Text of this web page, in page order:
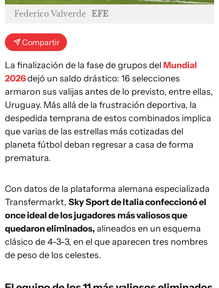
Federico Valverde EFE
Compartir
La finalización de la fase de grupos del Mundial
2026dejó un saldo drástico: 16 selecciones
armaron sus valijas antes de lo previsto, entre ellas,
Uruguay. Más allá de la frustración deportiva, la
despedida temprana de estos combinados implica
que varias de las estrellas más cotizadas del
planeta fútbol deban regresar a casa de forma
prematura.
Con datos de la plataforma alemana especializada
Transfermarkt, Sky Sport de Italia confeccionó el
once ideal de los jugadores más valiosos que
quedaron eliminados, alineados en un esquema
clásico de 4-3-3, en el que aparecen tres nombres
de peso de los celestes.